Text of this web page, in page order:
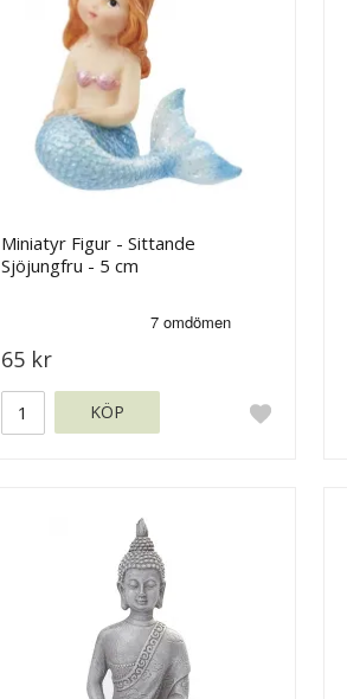
Miniatyr Figur - Sittande
Sjöjungfru - 5 cm
65 kr
KÖP